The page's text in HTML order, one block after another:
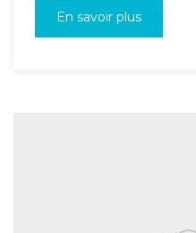
En savoir plus